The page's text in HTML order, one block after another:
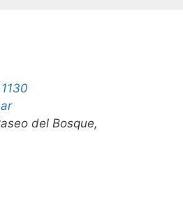
del Bosque,